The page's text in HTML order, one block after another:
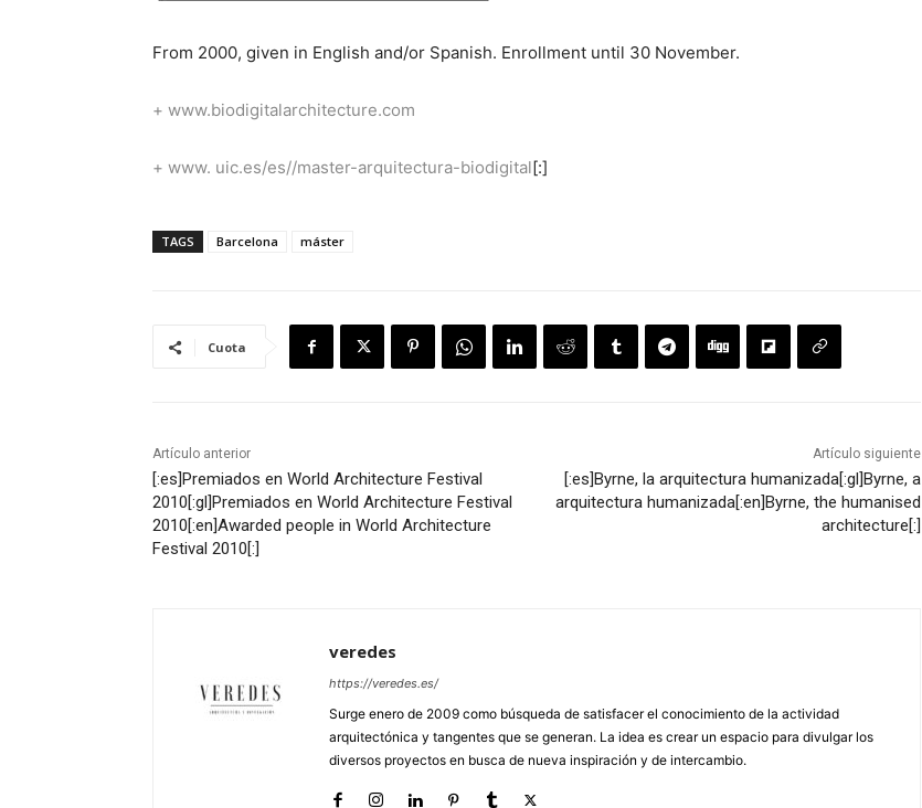
From 2000, given in English and/or Spanish. Enrollment until 30 November.
+ www.biodigitalarchitecture.com
+ www. uic.es/es//master-arquitectura-biodigital[:]
TAGS Barcelona máster
Cuota
Artículo anterior
[:es]Premiados en World Architecture Festival
2010[:gl]Premiados en World Architecture Festival
2010[:en]Awarded people in World Architecture
Festival 2010[:]
Artículo siguiente
[:es]Byrne, la arquitectura humanizada[:gl]Byrne, a
arquitectura humanizada[:en]Byrne, the humanised
architecture[:]
veredes
https://veredes.es/
Surge enero de 2009 como búsqueda de satisfacer el conocimiento de la actividad
arquitectónica y tangentes que se generan. La idea es crear un espacio para divulgar los
diversos proyectos en busca de nueva inspiración y de intercambio.